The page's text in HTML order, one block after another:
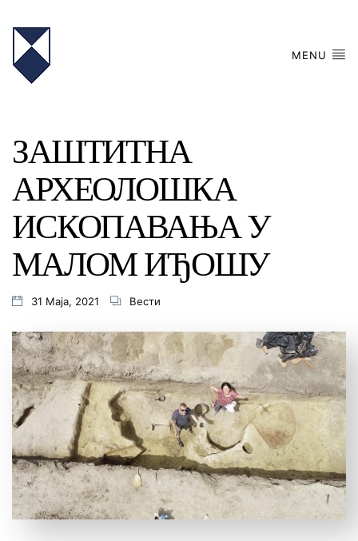
MENU
ЗАШТИТНА
АРХЕОЛОШКА
ИСКОПАВАЊА У
МАЛОМ ИЂОШУ
31 Маја, 2021 Вести